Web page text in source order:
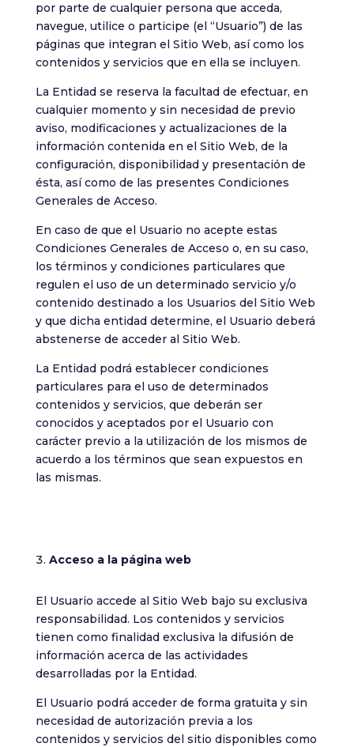
por parte de cualquier persona que acceda,
navegue, utilice o participe (el “Usuario”) de las
páginas que integran el Sitio Web, así como los
contenidos y servicios que en ella se incluyen.
La Entidad se reserva la facultad de efectuar, en
cualquier momento y sin necesidad de previo
aviso, modificaciones y actualizaciones de la
información contenida en el Sitio Web, de la
configuración, disponibilidad y presentación de
ésta, así como de las presentes Condiciones
Generales de Acceso.
En caso de que el Usuario no acepte estas
Condiciones Generales de Acceso o, en su caso,
los términos y condiciones particulares que
regulen el uso de un determinado servicio y/o
contenido destinado a los Usuarios del Sitio Web
y que dicha entidad determine, el Usuario deberá
abstenerse de acceder al Sitio Web.
La Entidad podrá establecer condiciones
particulares para el uso de determinados
contenidos y servicios, que deberán ser
conocidos y aceptados por el Usuario con
carácter previo a la utilización de los mismos de
acuerdo a los términos que sean expuestos en
las mismas.
Accesoa la página web
El Usuario accede al Sitio Web bajo su exclusiva
responsabilidad. Los contenidos y servicios
tienen como finalidad exclusiva la difusión de
información acerca de las actividades
desarrolladas por la Entidad.
El Usuario podrá acceder de forma gratuita y sin
necesidad de autorización previa a los
contenidos y servicios del sitio disponibles como
Experiencia
Para que
nuestra web
funcione lo
durante tu
rechaza estas
cookies,
algunas
funcionalidades
desaparecerán
de la web.
Al compartir tus
intereses y
comportamiento
mientras visitas
aumentas la
posibilidad de ver
ofertas
personalizados.